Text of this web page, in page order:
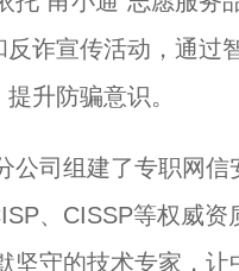
反诈宣传活动，通
升防骗意识。
司组建了专职网信
、CISSP等权威
坚守的技术专家，